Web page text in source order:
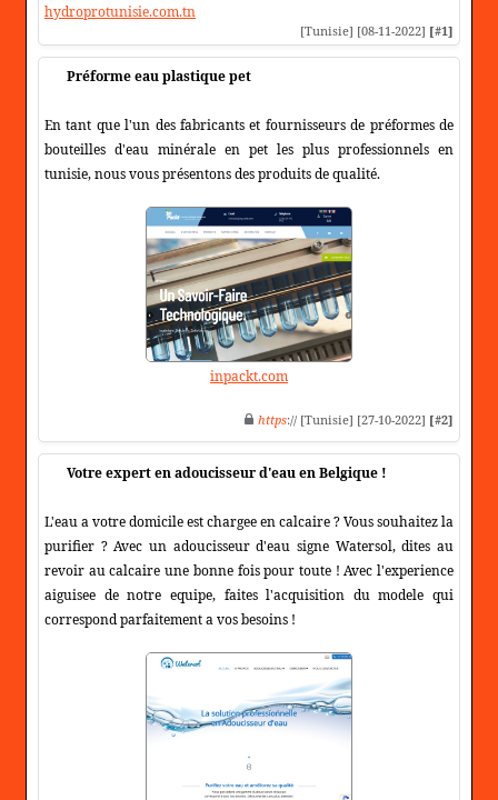
hydroprotunisie.com.tn
[Tunisie] [08-11-2022] [#1]
Préforme eau plastique pet
En tant que l'un des fabricants et fournisseurs de préformes de
bouteilles d'eau minérale en pet les plus professionnels en
tunisie, nous vous présentons des produits de qualité.
inpackt.com
https:// [Tunisie] [27-10-2022] [#2]
Votre expert en adoucisseur d'eau en Belgique !
L'eau a votre domicile est chargee en calcaire ? Vous souhaitez la
purifier ? Avec un adoucisseur d'eau signe Watersol, dites au
revoir au calcaire une bonne fois pour toute ! Avec l'experience
aiguisee de notre equipe, faites l'acquisition du modele qui
correspond parfaitement a vos besoins !